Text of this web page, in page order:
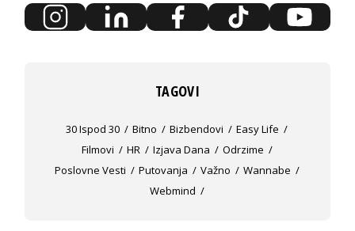
TAGOVI
30 Ispod 30 Bitno Bizbendovi
Easy Life
Filmovi
HR Izjava Dana
Odrzime
Poslovne Vesti
Putovanja Važno
Wannabe
Webmind